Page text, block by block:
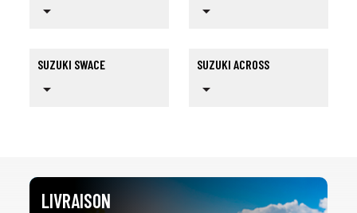
arrow_drop_down arrow_drop_down
SUZUKI SWACE
arrow_drop_down
SUZUKI ACROSS
arrow_drop_down
LIVRAISON